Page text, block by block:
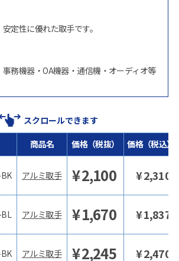
定性に優れた取手です。
務機器・OA機器・通信機・オーディオ等
スクロールできます
商品名 価格（税抜） 価格（税込）
アルミ取手 ¥2,100 ¥2,310
アルミ取手 ¥1,670 ¥1,837
アルミ取手 ¥2,245 ¥2,470